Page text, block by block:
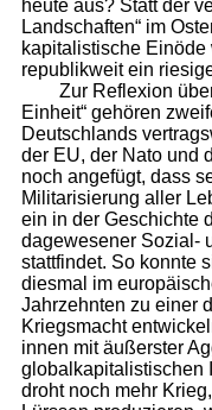
heute aus? Statt der
Landschaften“ im
kapitalistische Einöde
republikweit ein
Zur Reflexion
Einheit“ gehören
Deutschlands
der EU, der Nato und
noch angefügt, dass
Militarisierung aller
ein in der Geschichte
dagewesener Sozial-
stattfindet. So konnte
diesmal im
Jahrzehnten zu einer
Kriegsmacht
innen mit äußerster
globalkapitalistischen
droht noch mehr